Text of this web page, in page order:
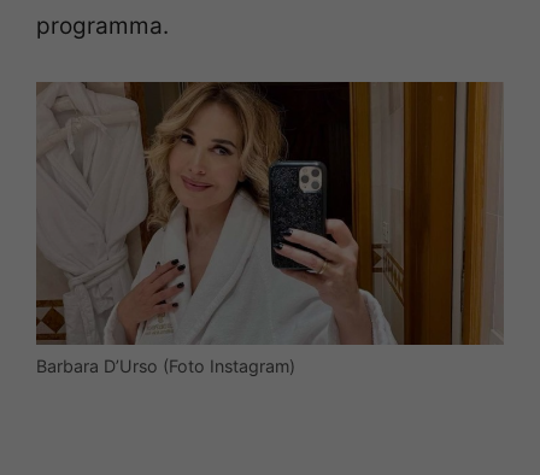
programma.
Barbara D’Urso (Foto Instagram)